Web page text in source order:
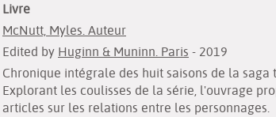
Livre
McNutt, Myles. Auteur
Edited by Huginn & Muninn. Paris - 2019
Chronique intégrale des huit saisons de la
Explorant les coulisses de la série, l'ouvrage
articles sur les relations entre les personnages.